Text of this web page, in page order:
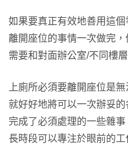
如果要真正有效地善用這
離開座位的事情一次做完
需要和對面辦公室/不同樓
上廁所必須要離開座位是
就好好地將可以一次辦妥
完成了必須處理的一些雜
長時段可以專注於眼前的工